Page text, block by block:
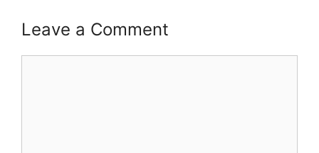
Leave a Comment